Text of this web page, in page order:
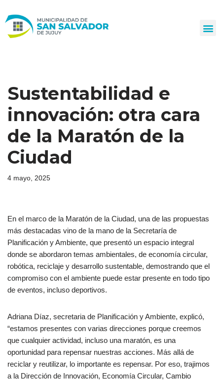
al
Sustentabilidad e
innovación: otra cara
de la Maratón de la
Ciudad
4 mayo, 2025
En el marco de la Maratón de la Ciudad, una de las propuestas
más destacadas vino de la mano de la Secretaría de
Planificación y Ambiente, que presentó un espacio integral
donde se abordaron temas ambientales, de economía circular,
robótica, reciclaje y desarrollo sustentable, demostrando que el
compromiso con el ambiente puede estar presente en todo tipo
de eventos, incluso deportivos.
Adriana Díaz, secretaria de Planificación y Ambiente, explicó,
“estamos presentes con varias direcciones porque creemos
que cualquier actividad, incluso una maratón, es una
oportunidad para repensar nuestras acciones. Más allá de
reciclar y reutilizar, lo importante es repensar. Por eso, trajimos
a la Dirección de Innovación, Economía Circular, Cambio